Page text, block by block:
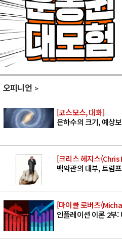
오피니언
[코스모스, 대화]
은하수의 크기, 예상
[크리스 헤지스(Chris
백악관의 대부, 트럼
[마이클 로버츠
인플레이션 이론 2부: